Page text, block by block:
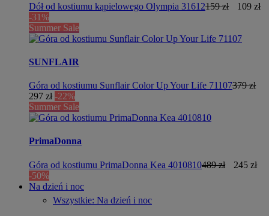
Dół od kostiumu kąpielowego Olympia 31612159 zł
109 zł
-31%
Summer Sale
SUNFLAIR
Góra od kostiumu Sunflair Color Up Your Life 71107379 zł
297 zł -22%
Summer Sale
PrimaDonna
Góra od kostiumu PrimaDonna Kea 4010810489 zł
245 zł
-50%
Na dzień i noc
Wszystkie: Na dzień i noc